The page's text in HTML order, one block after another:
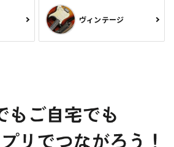
ヴィンテージ